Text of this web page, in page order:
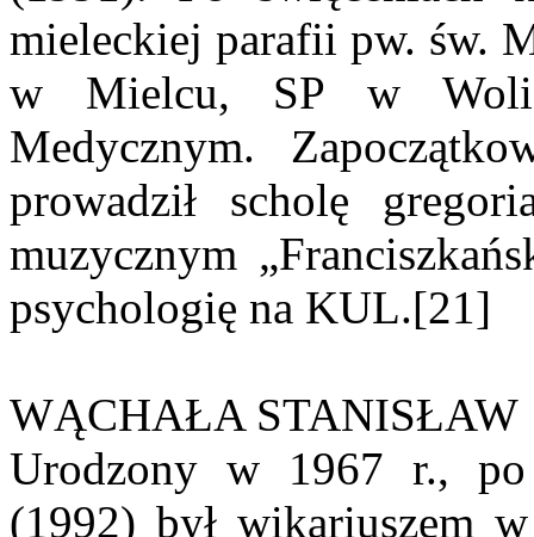
mieleckiej parafii pw. św.
w Mielcu, SP w
Medycznym.
prowadził scholę
muzycznym
psychologię na KUL.[21]
WĄCHAŁA STANISŁAW
Urodzony w 1967 r., po
(1992) był wikariuszem